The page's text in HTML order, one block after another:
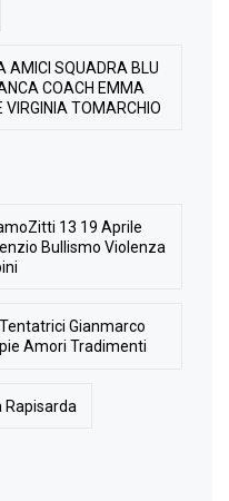
AMICI SQUADRA BLU
COACH EMMA
TOMARCHIO
13 19 Aprile
Bullismo Violenza
Gianmarco
Amori Tradimenti
Rapisarda